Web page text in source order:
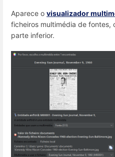
Aparece o visualizador
ficheiros multimédia de fontes,
parte inferior.